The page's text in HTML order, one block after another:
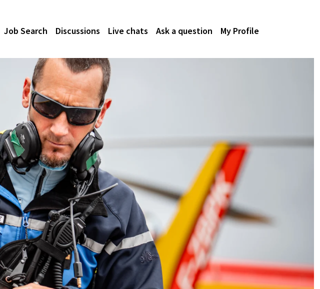
Job Search Discussions Live chats Ask a question My Profile